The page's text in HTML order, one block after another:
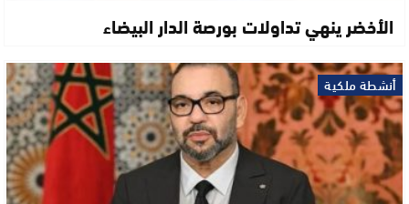
الأخضر ينهي تداولات بورصة الدار البيضاء
أنشطة ملكية